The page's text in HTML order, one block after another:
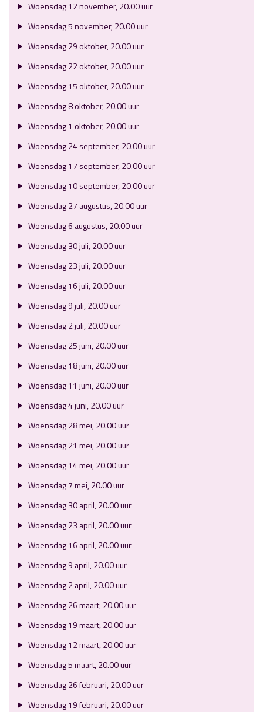
Woensdag 12 november, 20.00 uur
Woensdag 5 november, 20.00 uur
Woensdag 29 oktober, 20.00 uur
Woensdag 22 oktober, 20.00 uur
Woensdag 15 oktober, 20.00 uur
Woensdag 8 oktober, 20.00 uur
Woensdag 1 oktober, 20.00 uur
Woensdag 24 september, 20.00 uur
Woensdag 17 september, 20.00 uur
Woensdag 10 september, 20.00 uur
Woensdag 27 augustus, 20.00 uur
Woensdag 6 augustus, 20.00 uur
Woensdag 30 juli, 20.00 uur
Woensdag 23 juli, 20.00 uur
Woensdag 16 juli, 20.00 uur
Woensdag 9 juli, 20.00 uur
Woensdag 2 juli, 20.00 uur
Woensdag 25 juni, 20.00 uur
Woensdag 18 juni, 20.00 uur
Woensdag 11 juni, 20.00 uur
Woensdag 4 juni, 20.00 uur
Woensdag 28 mei, 20.00 uur
Woensdag 21 mei, 20.00 uur
Woensdag 14 mei, 20.00 uur
Woensdag 7 mei, 20.00 uur
Woensdag 30 april, 20.00 uur
Woensdag 23 april, 20.00 uur
Woensdag 16 april, 20.00 uur
Woensdag 9 april, 20.00 uur
Woensdag 2 april, 20.00 uur
Woensdag 26 maart, 20.00 uur
Woensdag 19 maart, 20.00 uur
Woensdag 12 maart, 20.00 uur
Woensdag 5 maart, 20.00 uur
Woensdag 26 februari, 20.00 uur
Woensdag 19 februari, 20.00 uur